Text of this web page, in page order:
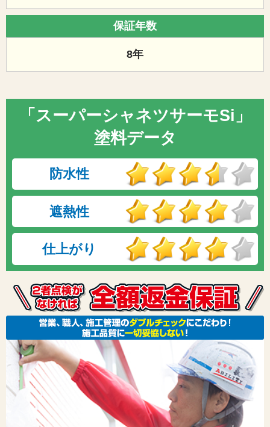
保証年数
8年
「スーパーシャネツサーモSi」
塗料データ
防水性
遮熱性
仕上がり